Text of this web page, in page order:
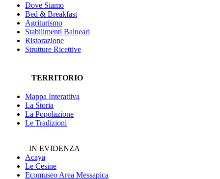
Dove Siamo
Bed & Breakfast
Agriturismo
Stabilimenti Balneari
Ristorazione
Strutture Ricettive
TERRITORIO
Mappa Interattiva
La Storia
La Popolazione
Le Tradizioni
IN EVIDENZA
Acaya
Le Cesine
Ecomuseo Area Messapica